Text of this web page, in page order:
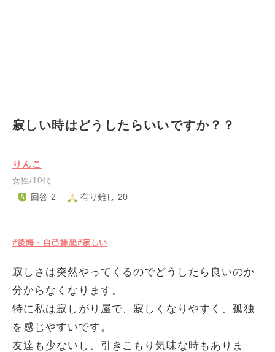
寂しい時はどうしたらいいですか？？
りんこ
女性/10代
回答 2 有り難し 20
#後悔・自己嫌悪#寂しい
寂しさは突然やってくるのでどうしたら良いのか
分からなくなります。
特に私は寂しがり屋で、寂しくなりやすく、孤独
を感じやすいです。
友達も少ないし、引きこもり気味な時もありま